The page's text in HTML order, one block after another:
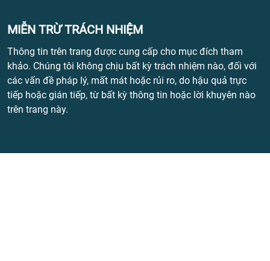
MIỄN TRỪ TRÁCH NHIỆM
Thông tin trên trang được cung cấp cho mục đích tham
khảo. Chúng tôi không chịu bất kỳ trách nhiệm nào, đối với
các vấn đề pháp lý, mất mát hoặc rủi ro, do hậu quả trực
tiếp hoặc gián tiếp, từ bất kỳ thông tin hoặc lời khuyên nào
trên trang này.